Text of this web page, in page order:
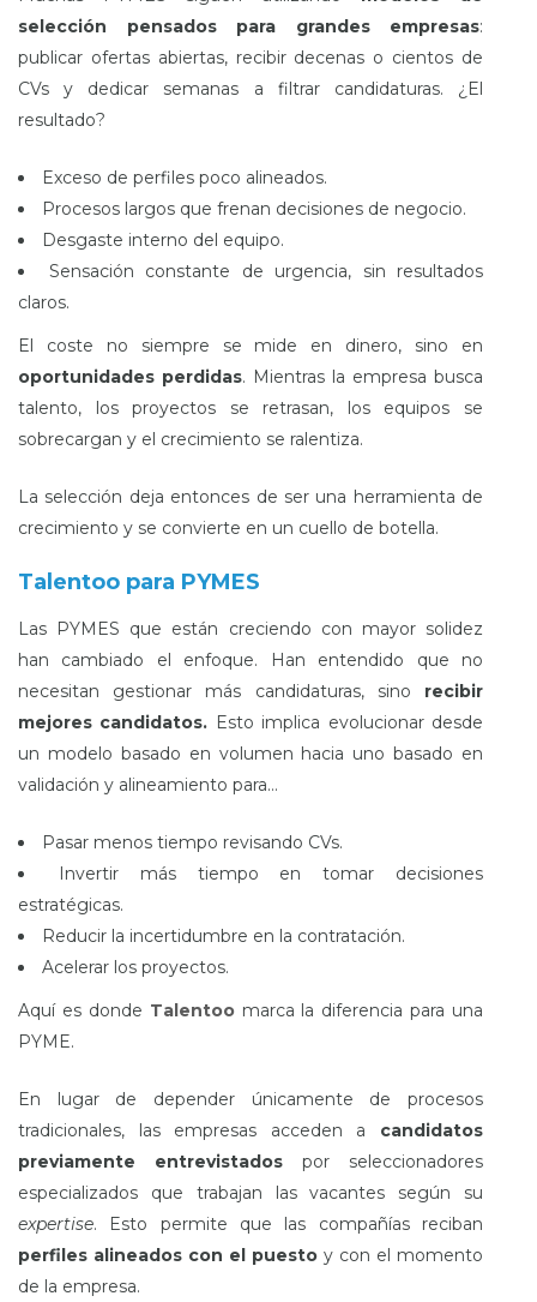
selección pensados para grandes empresas:
publicar ofertas abiertas, recibir decenas o cientos de
CVs y dedicar semanas a filtrar candidaturas. ¿El
resultado?
Exceso de perfiles poco alineados.
Procesos largos que frenan decisiones de negocio.
Desgaste interno del equipo.
Sensación constante de urgencia, sin resultados
claros.
El coste no siempre se mide en dinero, sino en
oportunidades perdidas. Mientras la empresa busca
talento, los proyectos se retrasan, los equipos se
sobrecargan y el crecimiento se ralentiza.
La selección deja entonces de ser una herramienta de
crecimiento y se convierte en un cuello de botella.
Talentoo para PYMES
Las PYMES que están creciendo con mayor solidez
han cambiado el enfoque. Han entendido que no
necesitan gestionar más candidaturas, sino recibir
mejores candidatos. Esto implica evolucionar desde
un modelo basado en volumen hacia uno basado en
validación y alineamiento para…
Pasar menos tiempo revisando CVs.
Invertir más tiempo en tomar decisiones
estratégicas.
Reducir la incertidumbre en la contratación.
Acelerar los proyectos.
Aquí es donde Talentoomarca la diferencia para una
PYME.
En lugar de depender únicamente de procesos
tradicionales, las empresas acceden a candidatos
previamente entrevistados por seleccionadores
especializados que trabajan las vacantes según su
expertise. Esto permite que las compañías reciban
perfiles alineados con el puesto y con el momento
de la empresa.